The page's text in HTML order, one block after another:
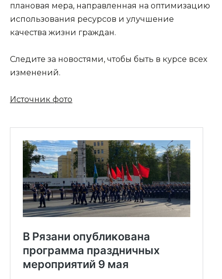
плановая мера, направленная на оптимизацию
использования ресурсов и улучшение
качества жизни граждан.
Следите за новостями, чтобы быть в курсе всех
изменений.
Источник фото